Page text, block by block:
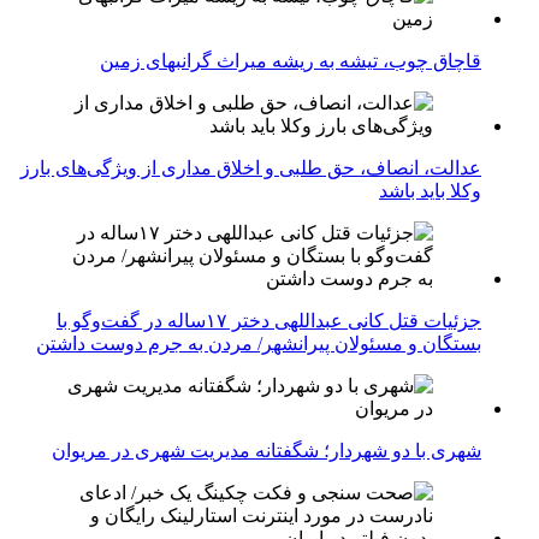
قاچاق چوب، تیشه به ریشه میراث گرانبهای زمین
عدالت، انصاف، حق طلبی و اخلاق مداری از ویژگی‌های بارز
وکلا باید باشد
جزئیات قتل کانی عبداللهی دختر ۱۷ساله در گفت‌وگو با
بستگان و مسئولان پیرانشهر/ مردن به جرم دوست داشتن
شهری با دو شهردار؛ شگفتانه مدیریت شهری در مریوان